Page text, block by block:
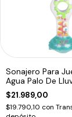
Sonajero Para
Agua Palo De
$21.989,00
$19.790,10 con